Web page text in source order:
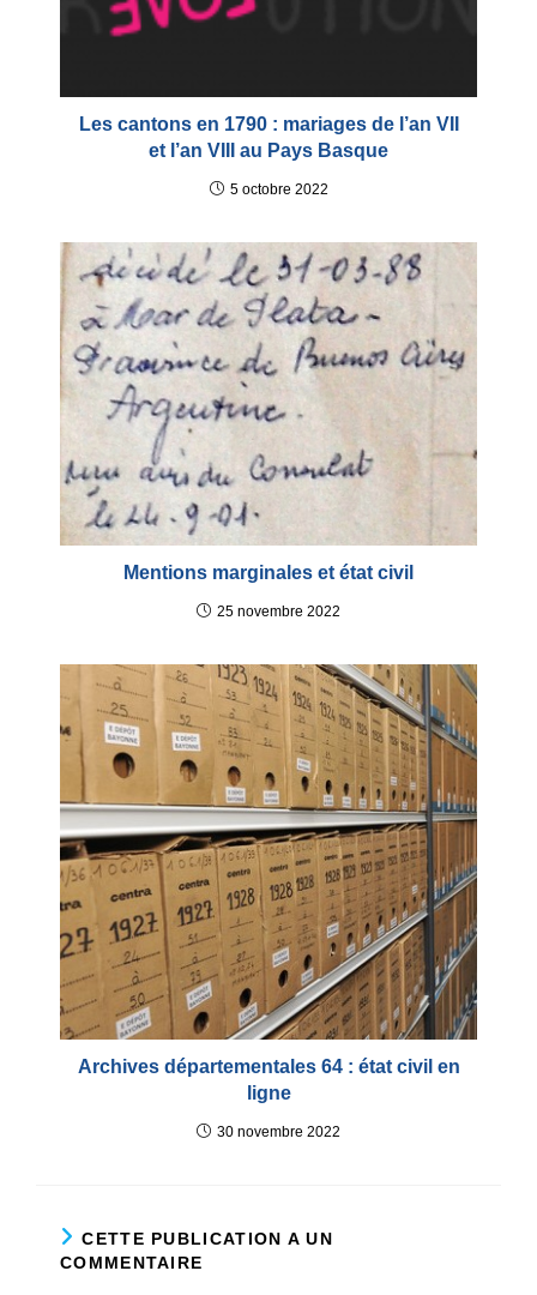
Les cantons en 1790 : mariages de l’an VII
et l’an VIII au Pays Basque
5 octobre 2022
Mentions marginales et état civil
25 novembre 2022
Archives départementales 64 : état civil en
ligne
30 novembre 2022
CETTE PUBLICATION A UN
COMMENTAIRE